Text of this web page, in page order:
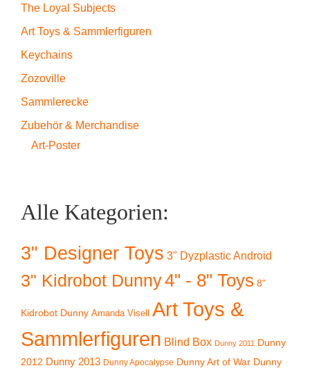
The Loyal Subjects
Art Toys & Sammlerfiguren
Keychains
Zozoville
Sammlerecke
Zubehör & Merchandise
Art-Poster
Alle Kategorien:
3" Designer Toys 3" Dyzplastic Android
3" Kidrobot Dunny4" - 8" Toys 8"
Kidrobot Dunny Amanda Visell Art Toys &
Sammlerfiguren Blind Box Dunny 2011 Dunny
2012 Dunny 2013 Dunny Apocalypse Dunny Art of War Dunny